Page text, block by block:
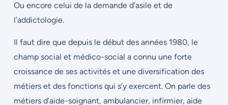
Ou encore celui de la demande d’asile et de
l’addictologie.
Il faut dire que depuis le début des années 1980, le
champ social et médico-social a connu une forte
croissance de ses activités et une diversification des
métiers et des fonctions qui s’y exercent. On parle des
métiers d’aide-soignant, ambulancier, infirmier, aide